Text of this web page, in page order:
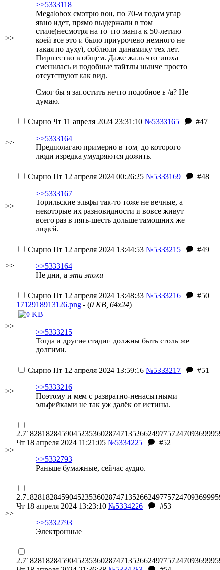
>>
>>5333118
Megalobox смотрю вон, по 70-м годам угар
явно идет, прямо выдержали в том
стиле(несмотря на то что манга к 50-летию
коей все это и было приурочено немного не
такая по духу), соблюли динамику тех лет.
Пиршество в общем. Даже жаль что эпоха
сменилась и подобные тайтлы нынче просто
отсутствуют как вид.
Смог бы я запостить нечто подобное в /a? Не
думаю.
>>
Сырно Чт 11 апреля 2024 23:31:10 №5333165
#47
>>5333164
Предполагаю примерно в том, до которого
люди изредка умудряются дожить.
>>
Сырно Пт 12 апреля 2024 00:26:25 №5333169
#48
>>5333167
Торильские эльфы так-то тоже не вечные, а
некоторые их разновидности и вовсе живут
всего раз в пять-шесть дольше тамошних же
людей.
>>
Сырно Пт 12 апреля 2024 13:44:53 №5333215
#49
>>5333164
Не дни, а эти эпохи
>>
Сырно Пт 12 апреля 2024 13:48:33 №5333216
#50
1712918913126.png - (0 KB, 64x24)
>>5333215
Тогда и другие стадии должны быть столь же
долгими.
>>
Сырно Пт 12 апреля 2024 13:59:16 №5333217
#51
>>5333216
Поэтому и мем с развратно-ненасытными
эльфийками не так уж далёк от истины.
>>
Чт 18 апреля 2024 11:21:05 №5334225
#52
>>5332793
Раньше бумажные, сейчас аудио.
>>
Чт 18 апреля 2024 13:23:10 №5334226
#53
>>5332793
Электронные